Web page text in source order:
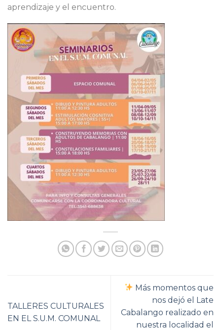
aprendizaje y el encuentro.
TALLERES CULTURALES
EN EL S.U.M. COMUNAL
Más momentos que
nos dejó el Late
Cabalango realizado en
nuestra localidad el